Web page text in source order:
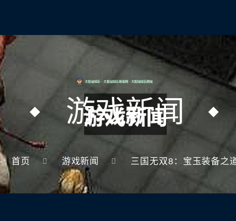
游戏新闻
首页 游戏新闻 三国无双8：宝玉装备之